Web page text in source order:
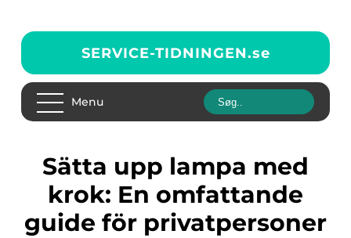
SERVICE-TIDNINGEN.se
Menu
Sätta upp lampa med
krok: En omfattande
guide för privatpersoner